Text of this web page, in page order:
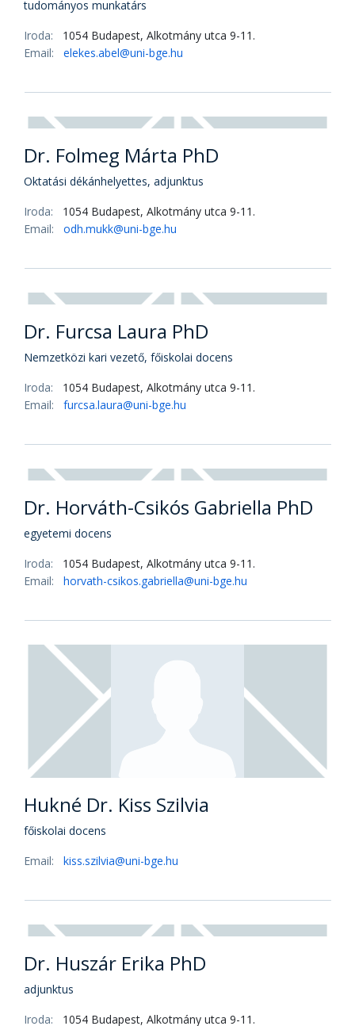
Dr. Elekes Ábel Sándor
tudományos munkatárs
Iroda:
1054 Budapest, Alkotmány utca 9-11.
Email: elekes.abel@uni-bge.hu
Dr. Folmeg Márta PhD
Email: odh.mukk@uni-bge.hu
Dr. Furcsa Laura PhD
Email: furcsa.laura@uni-bge.hu
Dr. Horváth-Csikós Gabriella PhD
egyetemi docens
Iroda: 1054 Budapest, Alkotmány utca 9-11.
Email: horvath-csikos.gabriella@uni-bge.hu